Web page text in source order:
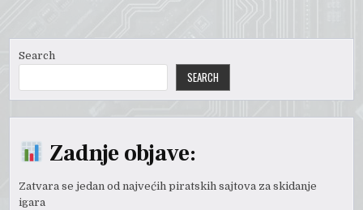
Search
SEARCH
Zadnje objave:
Zatvara se jedan od najvećih piratskih sajtova za skidanje
igara